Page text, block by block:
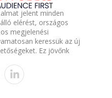
jelent minden
elérést, országos
megjelenési
keressük az új
Ez jövőnk